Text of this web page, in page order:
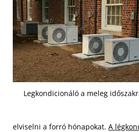
Legkondicionáló a meleg
elviselni a forró hónapokat. A